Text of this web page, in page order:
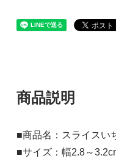
商品説明
■商品名：スライス
■サイズ：幅2.8～